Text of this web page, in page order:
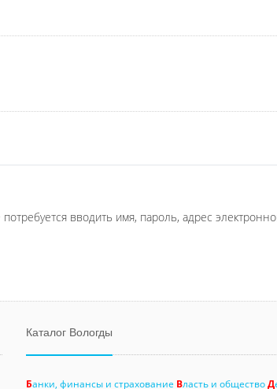
вводить имя, пароль, адрес
Каталог Вологды
Банки, финансы и страхование Власть и обществоД